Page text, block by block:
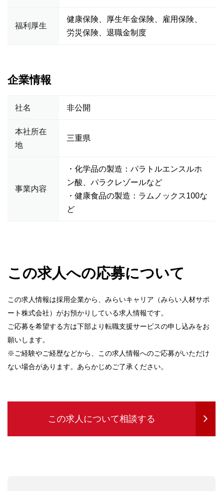
福利厚生
健康保険、厚生年金保険、雇用保険、
労災保険、退職金制度
企業情報
社名 非公開
本社所在
地
三重県
事業内容
・化学品の製造：パラトルエンスルホ
ン酸、パラクレゾールなど
・健康食品の製造：ラムノックス100な
ど
この求人への応募について
この求人情報は採用企業から、みらいキャリア（みらい人材サポ
ート株式会社）がお預かりしている求人情報です。
ご応募を希望する方は下部より転職支援サービスの申し込みをお
願いします。
※ご経験やご経歴などから、この求人情報へのご応募がいただけ
ない場合があります。あらかじめご了承ください。
この求人について相談する